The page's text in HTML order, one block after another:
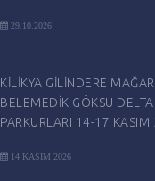
29.10.2026
KİLİKYA GİLİNDERE
BELEMEDİK GÖKSU
PARKURLARI 14-17 KASIM
14 KASIM 2026